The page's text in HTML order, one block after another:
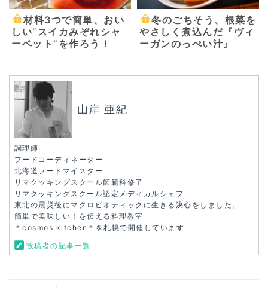
材料3つで簡単、おい
しい”スイカみぞれシャ
ーベット”を作ろう！
冬のごちそう、根菜を
やさしく煮込んだ『ヴィ
ーガンのっぺい汁』
山岸 亜紀
調理師
フードコーディネーター
北海道フードマイスター
リマクッキングスクール師範科修了
リマクッキングスクール認定メディカルシェフ
東北の震災後にマクロビオティックに生きる決心をしました。
簡単で美味しい！を伝える料理教室
＊cosmos kitchen＊を札幌で開催しています
投稿者の記事一覧